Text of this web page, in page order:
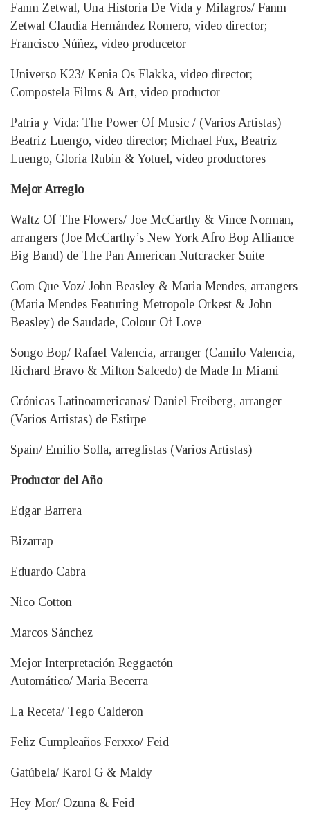
Fanm Zetwal, Una Historia De Vida y Milagros/ Fanm
Zetwal Claudia Hernández Romero, video director;
Francisco Núñez, video producetor
Universo K23/ Kenia Os Flakka, video director;
Compostela Films & Art, video productor
Patria y Vida: The Power Of Music / (Varios Artistas)
Beatriz Luengo, video director; Michael Fux, Beatriz
Luengo, Gloria Rubin & Yotuel, video productores
Mejor Arreglo
Waltz Of The Flowers/ Joe McCarthy & Vince Norman,
arrangers (Joe McCarthy’s New York Afro Bop Alliance
Big Band) de The Pan American Nutcracker Suite
Com Que Voz/ John Beasley & Maria Mendes, arrangers
(Maria Mendes Featuring Metropole Orkest & John
Beasley) de Saudade, Colour Of Love
Songo Bop/ Rafael Valencia, arranger (Camilo Valencia,
Richard Bravo & Milton Salcedo) de Made In Miami
Crónicas Latinoamericanas/ Daniel Freiberg, arranger
(Varios Artistas) de Estirpe
Spain/ Emilio Solla, arreglistas (Varios Artistas)
Productor del Año
Edgar Barrera
Bizarrap
Eduardo Cabra
Nico Cotton
Marcos Sánchez
Mejor Interpretación Reggaetón
Automático/ Maria Becerra
La Receta/ Tego Calderon
Feliz Cumpleaños Ferxxo/ Feid
Gatúbela/ Karol G & Maldy
Hey Mor/ Ozuna & Feid